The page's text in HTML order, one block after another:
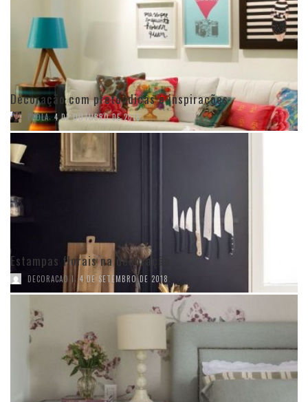
Decoração com preto: dicas e inspirações
PAOLA, 4 DE OUTUBRO DE 2018
Estampas florais na decoração
DECORACAO I 4 DE SETEMBRO DE 2018